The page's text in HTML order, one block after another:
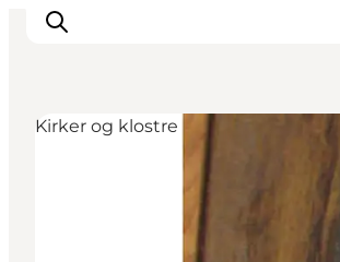
Kirker og klostre